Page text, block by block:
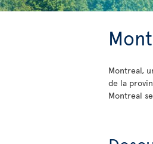
Montreal,
de la
Montreal